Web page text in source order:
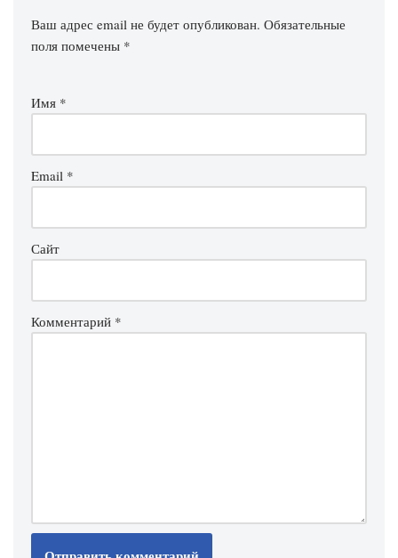
Ваш адрес email не будет опубликован. Обязательные
поля помечены *
Имя *
Email *
Сайт
Комментарий *